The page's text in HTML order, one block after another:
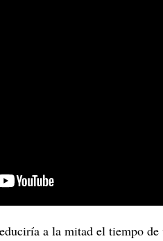
a la mitad el tiempo